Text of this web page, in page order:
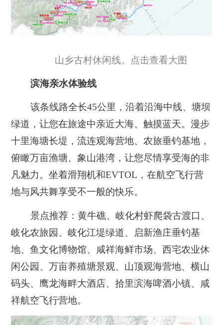
山乡古村休闲线。点击查看大图
滨海亲水体验线
该条线路全长45公里，沿着沿海中线、塘坝
绿道，让您在旅途中亲近大海、触摸蓝天。漫步
十里海塘长堤，流连观海营地、农旅垂钓基地，
俯瞰万亩渔塘、象山港湾，让您尽情享受海的非
凡魅力。坐着滑翔机和EVTOL，在航空飞行营
地与风共舞享受不一般的快乐。
景点推荐：黄牛礁、岐化村虾爬袋古渡口、
岐化农旅园、岐化江堤绿道、启新渔庄垂钓基
地、鱼文化博物馆、咸祥海鲜市场、西宅农业休
闲公园、万亩养殖塘景观、山顶观海营地、横山
码头、鹰龙海畔大酒店、拾里滨海啤酒小镇、咸
祥航空飞行营地。